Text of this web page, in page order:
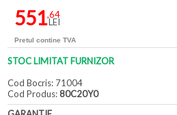
551,64
LEI
Pretul contine TVA
STOC LIMITAT FURNIZOR
Cod Bocris: 71004
Cod Produs:80C20Y0